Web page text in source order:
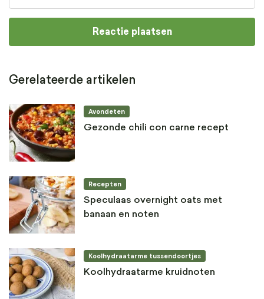
Gerelateerde artikelen
Avondeten
Gezonde chili con carne recept
Recepten
Speculaas overnight oats met
banaan en noten
Koolhydraatarme tussendoortjes
Koolhydraatarme kruidnoten